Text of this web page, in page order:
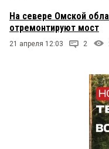
вася 10 мая
ну хотя бы
Николай 10
Зачем вы
как раз на
Константин
На севере Омской
отремонтируют мост
21 апреля 12:03 2